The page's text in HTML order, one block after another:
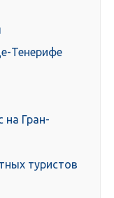
Тенерифе
на Гран-
туристов